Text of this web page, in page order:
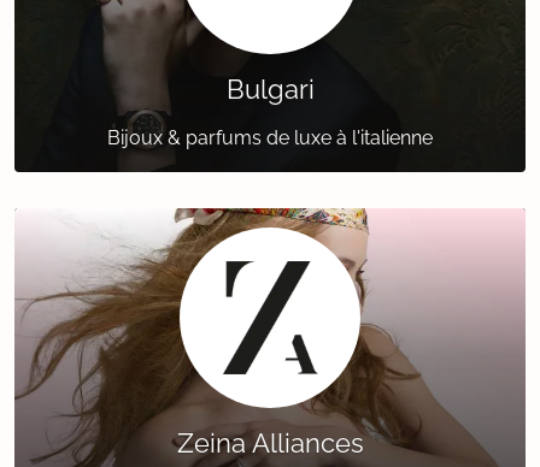
Bulgari
Bijoux & parfums de luxe à l'italienne
Zeina Alliances